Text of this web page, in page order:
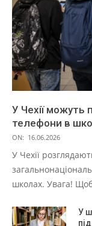
У Чехії можуть
телефони в
ON: 16.06.2026
У Чехії
школах. Увага!
У